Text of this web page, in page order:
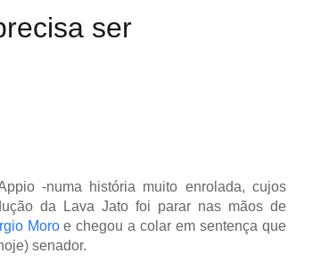
ser
-numa história muito enrolada, cujos
da Lava Jato foi parar nas mãos de
Moroe chegou a colar em sentença que
senador.